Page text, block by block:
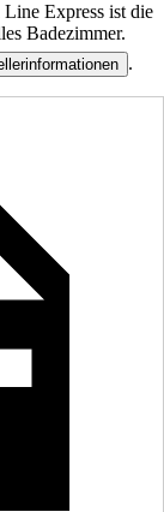
Express ist die
Badezimmer.
.